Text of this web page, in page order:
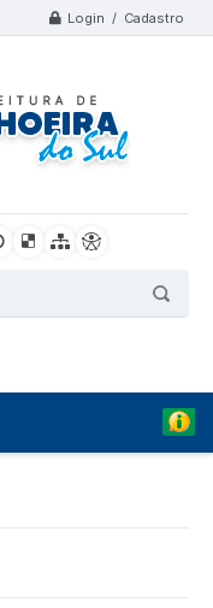
Login / Cadastro